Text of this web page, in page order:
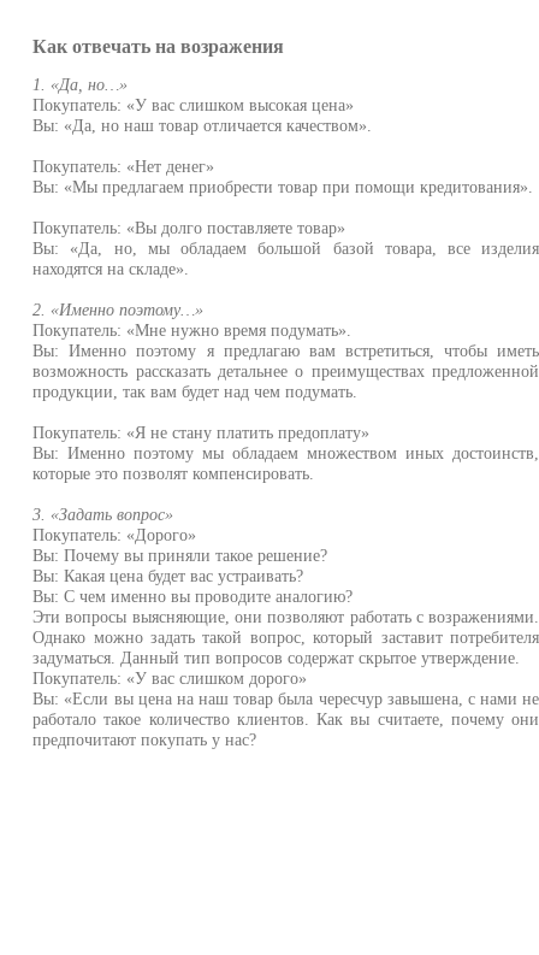
Как отвечать на возражения
1. «Да, но…»
Покупатель: «У вас слишком высокая цена»
Вы: «Да, но наш товар отличается качеством».
Покупатель: «Нет денег»
Вы: «Мы предлагаем приобрести товар при помощи кредитования».
Покупатель: «Вы долго поставляете товар»
Вы: «Да, но, мы обладаем большой базой товара, все изделия
находятся на складе».
2. «Именно поэтому…»
Покупатель: «Мне нужно время подумать».
Вы: Именно поэтому я предлагаю вам встретиться, чтобы иметь
возможность рассказать детальнее о преимуществах предложенной
продукции, так вам будет над чем подумать.
Покупатель: «Я не стану платить предоплату»
Вы: Именно поэтому мы обладаем множеством иных достоинств,
которые это позволят компенсировать.
3. «Задать вопрос»
Покупатель: «Дорого»
Вы: Почему вы приняли такое решение?
Вы: Какая цена будет вас устраивать?
Вы: С чем именно вы проводите аналогию?
Эти вопросы выясняющие, они позволяют работать с возражениями.
Однако можно задать такой вопрос, который заставит потребителя
задуматься. Данный тип вопросов содержат скрытое утверждение.
Покупатель: «У вас слишком дорого»
Вы: «Если вы цена на наш товар была чересчур завышена, с нами не
работало такое количество клиентов. Как вы считаете, почему они
предпочитают покупать у нас?